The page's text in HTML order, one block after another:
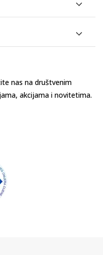
nas na društvenim
akcijama i novitetima.